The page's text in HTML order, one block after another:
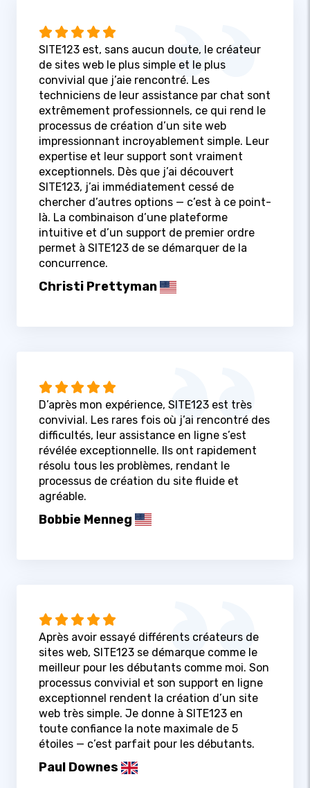
SITE123 est, sans aucun doute, le créateur
de sites web le plus simple et le plus
convivial que j’aie rencontré. Les
techniciens de leur assistance par chat sont
extrêmement professionnels, ce qui rend le
processus de création d’un site web
impressionnant incroyablement simple. Leur
expertise et leur support sont vraiment
exceptionnels. Dès que j’ai découvert
SITE123, j’ai immédiatement cessé de
chercher d’autres options — c’est à ce point-
là. La combinaison d’une plateforme
intuitive et d’un support de premier ordre
permet à SITE123 de se démarquer de la
concurrence.
Christi Prettyman
D’après mon expérience, SITE123 est très
convivial. Les rares fois où j’ai rencontré des
difficultés, leur assistance en ligne s’est
révélée exceptionnelle. Ils ont rapidement
résolu tous les problèmes, rendant le
processus de création du site fluide et
agréable.
Bobbie Menneg
Après avoir essayé différents créateurs de
sites web, SITE123 se démarque comme le
meilleur pour les débutants comme moi. Son
processus convivial et son support en ligne
exceptionnel rendent la création d’un site
web très simple. Je donne à SITE123 en
toute confiance la note maximale de 5
étoiles — c’est parfait pour les débutants.
Paul Downes